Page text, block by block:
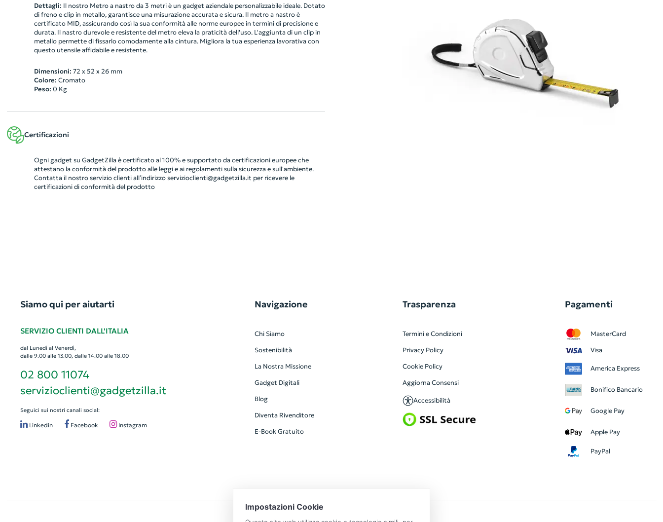
Dettagli: Il nostro Metro a nastro da 3 metri è un gadget aziendale personalizzabile ideale. Dotato
di freno e clip in metallo, garantisce una misurazione accurata e sicura. Il metro a nastro è
certificato MID, assicurando così la sua conformità alle norme europee in termini di precisione e
durata. Il nastro durevole e resistente del metro eleva la praticità dell'uso. L'aggiunta di un clip in
metallo permette di fissarlo comodamente alla cintura. Migliora la tua esperienza lavorativa con
questo utensile affidabile e resistente.
Dimensioni: 72 x 52 x 26 mm
Colore: Cromato
Peso: 0 Kg
Certificazioni
Ogni gadget su GadgetZilla è certificato al 100% e supportato da certificazioni europee che
attestano la conformità del prodotto alle leggi e ai regolamenti sulla sicurezza e sull'ambiente.
Contatta il nostro servizio clienti all’indirizzo servizioclienti@gadgetzilla.it per ricevere le
certificazioni di conformità del prodotto
Siamo qui per aiutarti
SERVIZIO CLIENTI DALL'ITALIA
dal Lunedì al Venerdì,
dalle 9.00 alle 13.00, dalle 14.00 alle 18.00
02 800 11074
servizioclienti@gadgetzilla.it
Seguici sui nostri canali social:
Linkedin Facebook Instagram
Navigazione
Chi Siamo
Sostenibilità
La Nostra Missione
Gadget Digitali
Blog
Diventa Rivenditore
E-Book Gratuito
Trasparenza
Termini e Condizioni
Privacy Policy
Cookie Policy
Aggiorna Consensi
Accessibilità
Pagamenti
MasterCard
Visa
America Express
Bonifico Bancario
Google Pay
Apple Pay
PayPal